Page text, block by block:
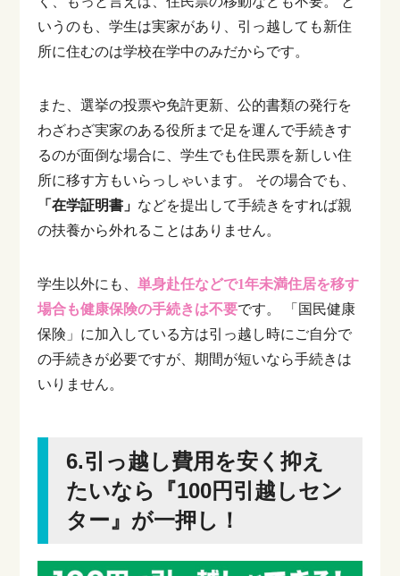
いうのも、学生は実家があり、引っ越しても新住
所に住むのは学校在学中のみだからです。
また、選挙の投票や免許更新、公的書類の発行を
わざわざ実家のある役所まで足を運んで手続きす
るのが面倒な場合に、学生でも住民票を新しい住
所に移す方もいらっしゃいます。
その場合でも、
「在学証明書」 などを提出して手続きをすれば親
の扶養から外れることはありません。
学生以外にも、単身赴任などで1年未満住居を移す
場合も健康保険の手続きは不要です。
「国民健康
保険」に加入している方は引っ越し時にご自分で
の手続きが必要ですが、期間が短いなら手続きは
いりません。
6.引っ越し費用を安く抑え
たいなら『100円引越しセン
ター』が一押し！